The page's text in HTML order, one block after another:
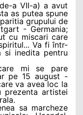
a VII-a) a avut
as putea spune
grupului de
- Germania;
cu miscari care
Va fi într-
si inedita pentru
mi se pare
pe 15 august -
va avea loc la
prezenta artistei
sa marcheze